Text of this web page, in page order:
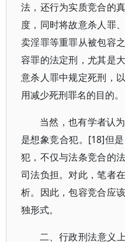
法，还行为实质竞合的
度，同时将故意杀人罪
卖淫罪等重罪从被包容
容罪的法定刑，尤其是
意杀人罪中规定死刑，
用减少死刑罪名的目的。
当然，也有学者认
是想象竞合犯。[18]但
犯，不仅与法条竞合的
司法负担。对此，笔者
析。因此，包容竞合应
独形式。
二、行政刑法意义